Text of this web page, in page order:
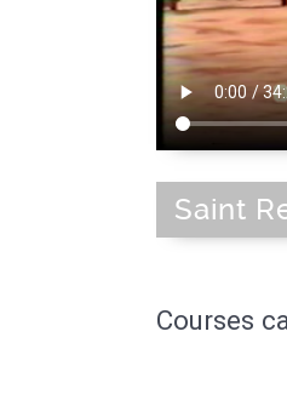
Saint
Courses